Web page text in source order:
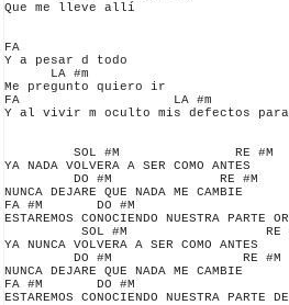
Que me lleve allí
FA
Y a pesar d todo
      LA #m
Me pregunto quiero ir
FA                    LA #m
Y al vivir m oculto mis defectos para
         SOL #M               RE #M
YA NADA VOLVERA A SER COMO ANTES
         DO #M              RE #M
NUNCA DEJARE QUE NADA ME CAMBIE
FA #M       DO #M
ESTAREMOS CONOCIENDO NUESTRA PARTE
SOL #M                  RE
YA NUNCA VOLVERA A SER COMO ANTES
         DO #M                 RE #M
NUNCA DEJARE QUE NADA ME CAMBIE
FA #M       DO #M
ESTAREMOS CONOCIENDO NUESTRA PARTE